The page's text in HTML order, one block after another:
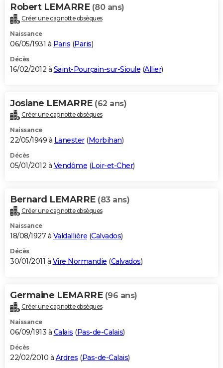
Robert LEMARRE (80 ans)
Créer une cagnotte obsèques
Naissance
06/05/1931 à Paris (Paris)
Décès
16/02/2012 à Saint-Pourçain-sur-Sioule (Allier)
Josiane LEMARRE (62 ans)
Créer une cagnotte obsèques
Naissance
22/05/1949 à Lanester(Morbihan)
Décès
05/01/2012 à Vendôme (Loir-et-Cher)
Bernard LEMARRE (83 ans)
Créer une cagnotte obsèques
Naissance
18/08/1927 à Valdallière (Calvados)
Décès
30/01/2011 à Vire Normandie (Calvados)
Germaine LEMARRE (96 ans)
Créer une cagnotte obsèques
Naissance
06/09/1913 à Calais (Pas-de-Calais)
Décès
22/02/2010 à Ardres (Pas-de-Calais)